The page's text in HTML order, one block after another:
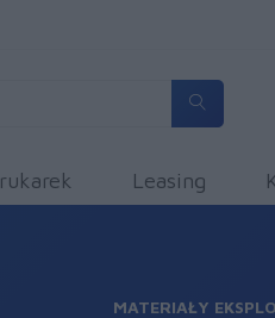
Leasing
MATERIAŁY